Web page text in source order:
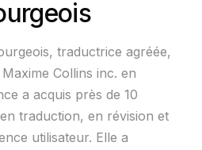
traductrice agréée,
Maxime Collins inc. en
a acquis près de 10
traduction, en révision et
utilisateur. Elle a